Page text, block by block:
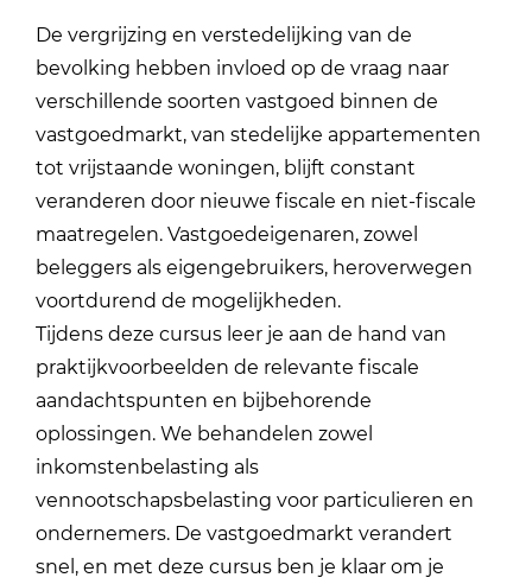
De vergrijzing en verstedelijking van de
bevolking hebben invloed op de vraag naar
verschillende soorten vastgoed binnen de
vastgoedmarkt, van stedelijke appartementen
tot vrijstaande woningen, blijft constant
veranderen door nieuwe fiscale en niet-fiscale
maatregelen. Vastgoedeigenaren, zowel
beleggers als eigengebruikers, heroverwegen
voortdurend de mogelijkheden.
Tijdens deze cursus leer je aan de hand van
praktijkvoorbeelden de relevante fiscale
aandachtspunten en bijbehorende
oplossingen. We behandelen zowel
inkomstenbelasting als
vennootschapsbelasting voor particulieren en
ondernemers. De vastgoedmarkt verandert
snel, en met deze cursus ben je klaar om je